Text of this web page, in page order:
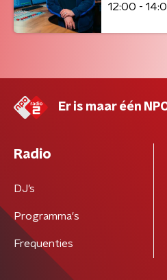
12:00 -
Er is maar één
Radio
DJ’s
Programma's
Frequenties